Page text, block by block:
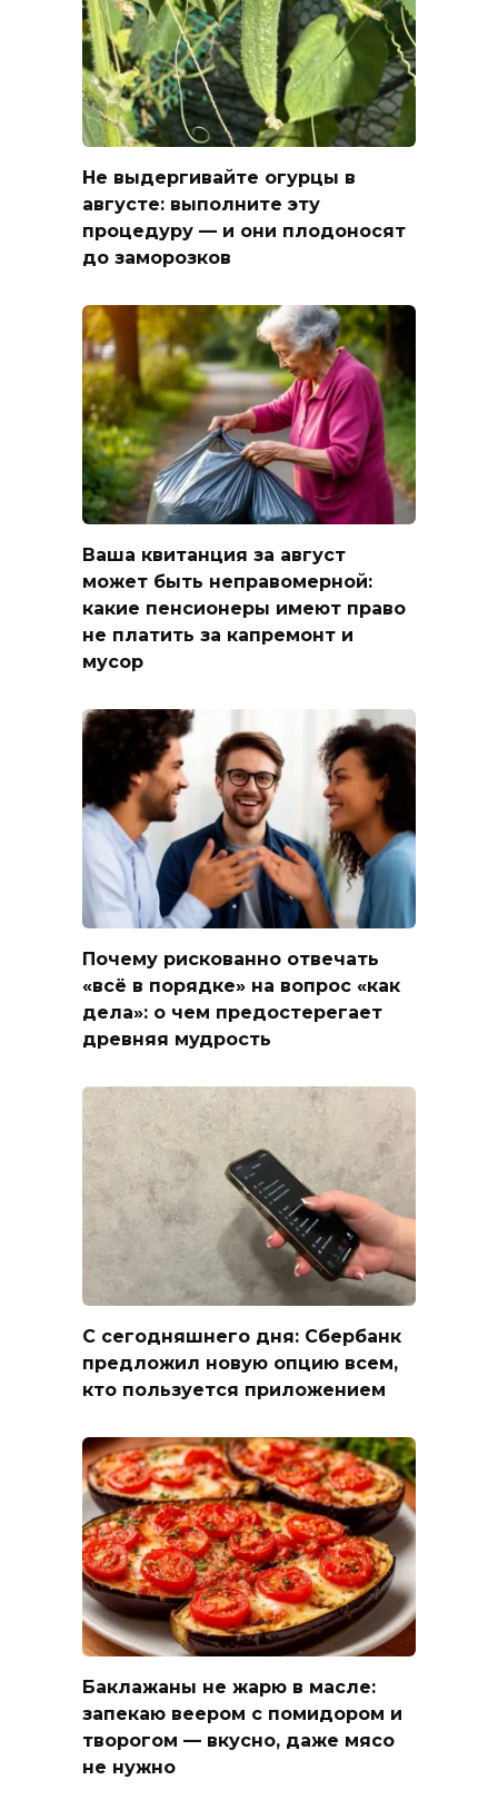
Не выдергивайте огурцы в
августе: выполните эту
процедуру — и они плодоносят
до заморозков
Ваша квитанция за август
может быть неправомерной:
какие пенсионеры имеют право
не платить за капремонт и
мусор
Почему рискованно отвечать
«всё в порядке» на вопрос «как
дела»: о чем предостерегает
древняя мудрость
С сегодняшнего дня: Сбербанк
предложил новую опцию всем,
кто пользуется приложением
Баклажаны не жарю в масле:
запекаю веером с помидором и
творогом — вкусно, даже мясо
не нужно